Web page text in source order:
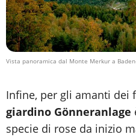
Vista panoramica dal Monte Merkur a
Infine, per gli amanti dei
giardino Gönneranlage
specie di rose da inizio